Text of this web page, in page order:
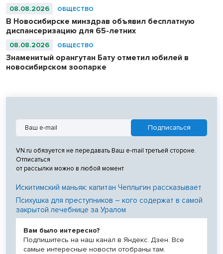
08.08.2026 ОБЩЕСТВО
В Новосибирске минздрав объявил бесплатную
диспансеризацию для 65-летних
08.08.2026 ОБЩЕСТВО
Знаменитый орангутан Бату отметил юбилей в
новосибирском зоопарке
VN.ru обязуется не передавать Ваш e-mail третьей стороне.
Отписаться
от рассылки можно в любой момент
Искитимский маньяк: капитан Чеплыгин рассказывает
Психушка для преступников – кого содержат в самой
закрытой лечебнице за Уралом
Вам было интересно?
Подпишитесь на наш канал в Яндекс. Дзен. Все
самые интересные новости отобраны там.